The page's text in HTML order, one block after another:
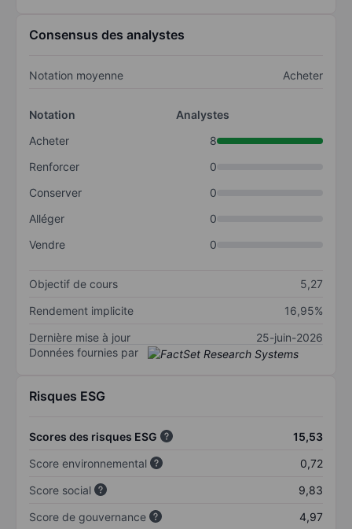
Consensus des analystes
Notation moyenne Acheter
Notation
Analystes
Acheter
8
Renforcer
0
Conserver
0
Alléger
0
Vendre
0
Objectif de cours
5,27
Rendement implicite
16,95%
Dernière mise à jour
25-juin-2026
Données fournies par
Risques ESG
Scores des risques ESG
15,53
Score environnemental
0,72
Score social
9,83
Score de gouvernance
4,97